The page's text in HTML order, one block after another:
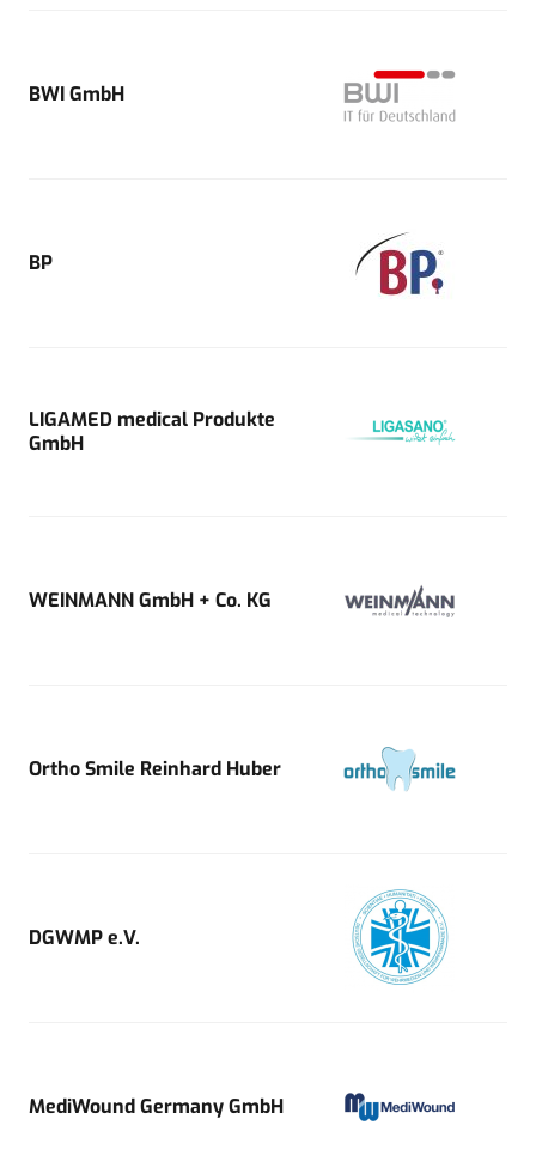
BWI GmbH
BP
LIGAMED medical Produkte
GmbH
WEINMANN GmbH + Co. KG
Ortho Smile Reinhard Huber
DGWMP e.V.
MediWound Germany GmbH